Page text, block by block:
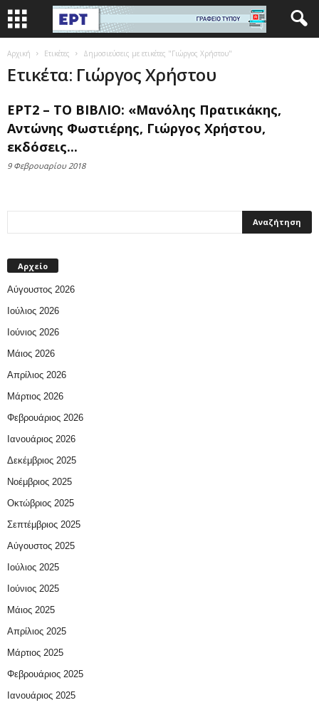
Αρχική Ετικέτες Δημοσιεύσεις με ετικέτες "Γιώργος Χρήστου"
Ετικέτα: Γιώργος Χρήστου
ΕΡΤ2 – ΤΟ ΒΙΒΛΙΟ: «Μανόλης Πρατικάκης,
Αντώνης Φωστιέρης, Γιώργος Χρήστου,
εκδόσεις...
9 Φεβρουαρίου 2018
Αρχείο
Αύγουστος 2026
Ιούλιος 2026
Ιούνιος 2026
Μάιος 2026
Απρίλιος 2026
Μάρτιος 2026
Φεβρουάριος 2026
Ιανουάριος 2026
Δεκέμβριος 2025
Νοέμβριος 2025
Οκτώβριος 2025
Σεπτέμβριος 2025
Αύγουστος 2025
Ιούλιος 2025
Ιούνιος 2025
Μάιος 2025
Απρίλιος 2025
Μάρτιος 2025
Φεβρουάριος 2025
Ιανουάριος 2025